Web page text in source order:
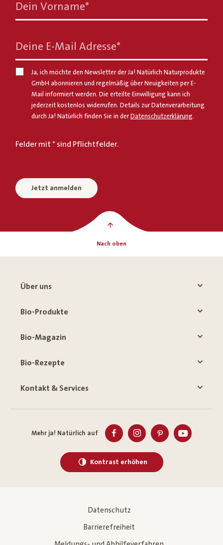
Dein Vorname*
Deine E-Mail Adresse*
Ja, ich möchte den Newsletter der Ja! Natürlich Naturprodukte
GmbH abonnieren und regelmäßig über Neuigkeiten per E-
Mail informiert werden. Die erteilte Einwilligung kann ich
jederzeit kostenlos widerrufen. Details zur Datenverarbeitung
durch Ja! Natürlich finden Sie in der Datenschutzerklärung.
Felder mit * sind Pflichtfelder.
Jetzt anmelden
Nach oben
Über uns
Bio-Produkte
Bio-Magazin
Bio-Rezepte
Kontakt & Services
Mehr ja! Natürlich auf
Kontrast erhöhen
Datenschutz
Barrierefreiheit